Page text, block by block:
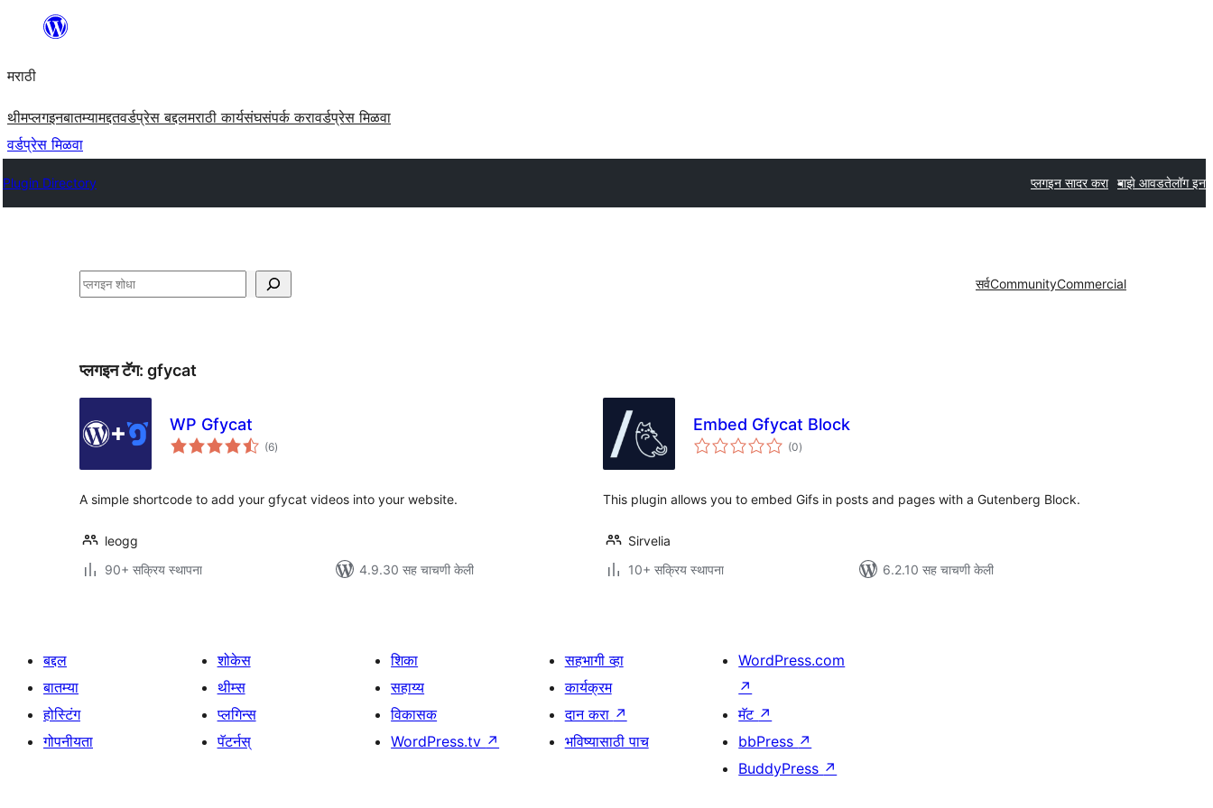
सामुग्रीवर
मराठी
थीमप्लगइनबातम्यामद्दतवर्डप्रेस बद्दलमराठी कार्यसंघसंपर्क करावर्डप्रेस मिळवा
वर्डप्रेस मिळवा
Plugin Directory प्लगइन सादर करा माझे आवडतेलॉग इन
शोधा सर्वCommunityCommercial
प्लगइन टॅग: gfycat
WP Gfycat
(6एकूण
मूल्यांकन
)
A simple shortcode to add your gfycat videos into your website.
leogg
90+ सक्रिय स्थापना
4.9.30 सह चाचणी केली
Embed Gfycat Block
(0एकूण
मूल्यांकन
)
This plugin allows you to embed Gifs in posts and pages with a Gutenberg Block.
Sirvelia
10+ सक्रिय स्थापना
6.2.10 सह चाचणी केली
बद्दल
बातम्या
होस्टिंग
गोपनीयता
शोकेस
थीम्स
प्लगिन्स
पॅटर्नस्
शिका
सहाय्य
विकासक
WordPress.tv ↗
सहभागी व्हा
कार्यक्रम
दान करा ↗
भविष्यासाठी पाच
WordPress.com
↗
मॅट ↗
bbPress ↗
BuddyPress ↗